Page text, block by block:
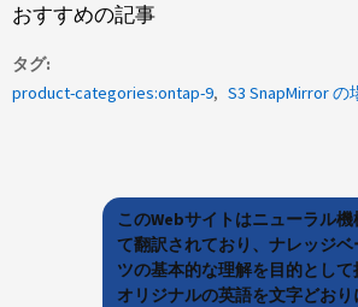
おすすめの記事
タグ
product-categories:ontap-9
S3 SnapMirror の
このWebサイトはニューラル
て翻訳されており、ナレッジ
ツの基本的な理解を目的として
オリジナルの英語を文字どお